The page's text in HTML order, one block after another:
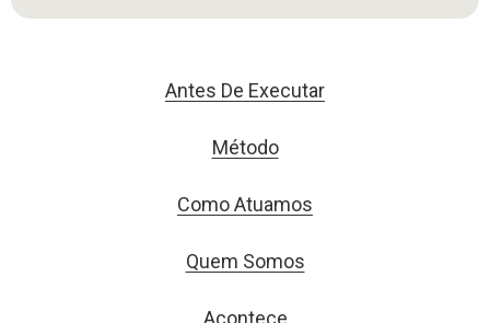
Antes De Executar
Método
Como Atuamos
Quem Somos